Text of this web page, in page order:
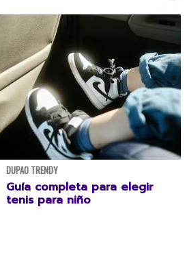
DUPAO TRENDY
Guía completa para elegir
tenis para niño